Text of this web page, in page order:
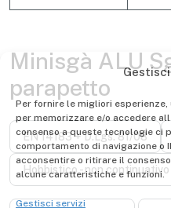
Per fornire le migliori esperienze,
per memorizzare e/o accedere
consenso a queste tecnologie ci
comportamento di navigazione o
acconsentire o ritirare il
alcune caratteristiche e funzioni.
Gestisci servizi
Minisgà ALU
parapetto
EN 14183 + D.Lgs. 81/08
Hobbistico - non continuativo